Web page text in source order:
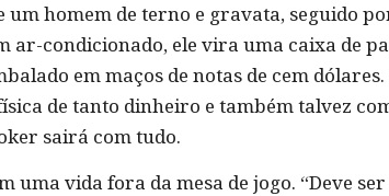
homem de terno e gravata, seguido
ar-condicionado, ele vira uma caixa de
em maços de notas de cem
de tanto dinheiro e também talvez
sairá com tudo.
uma vida fora da mesa de jogo. “Deve